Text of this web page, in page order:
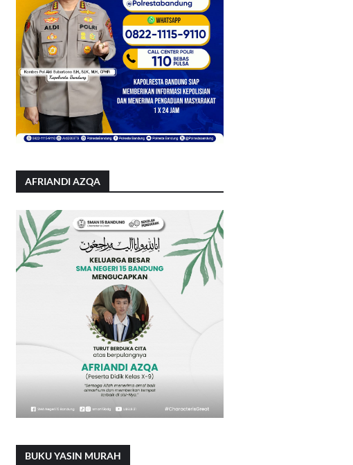
AFRIANDI AZQA
BUKU YASIN MURAH